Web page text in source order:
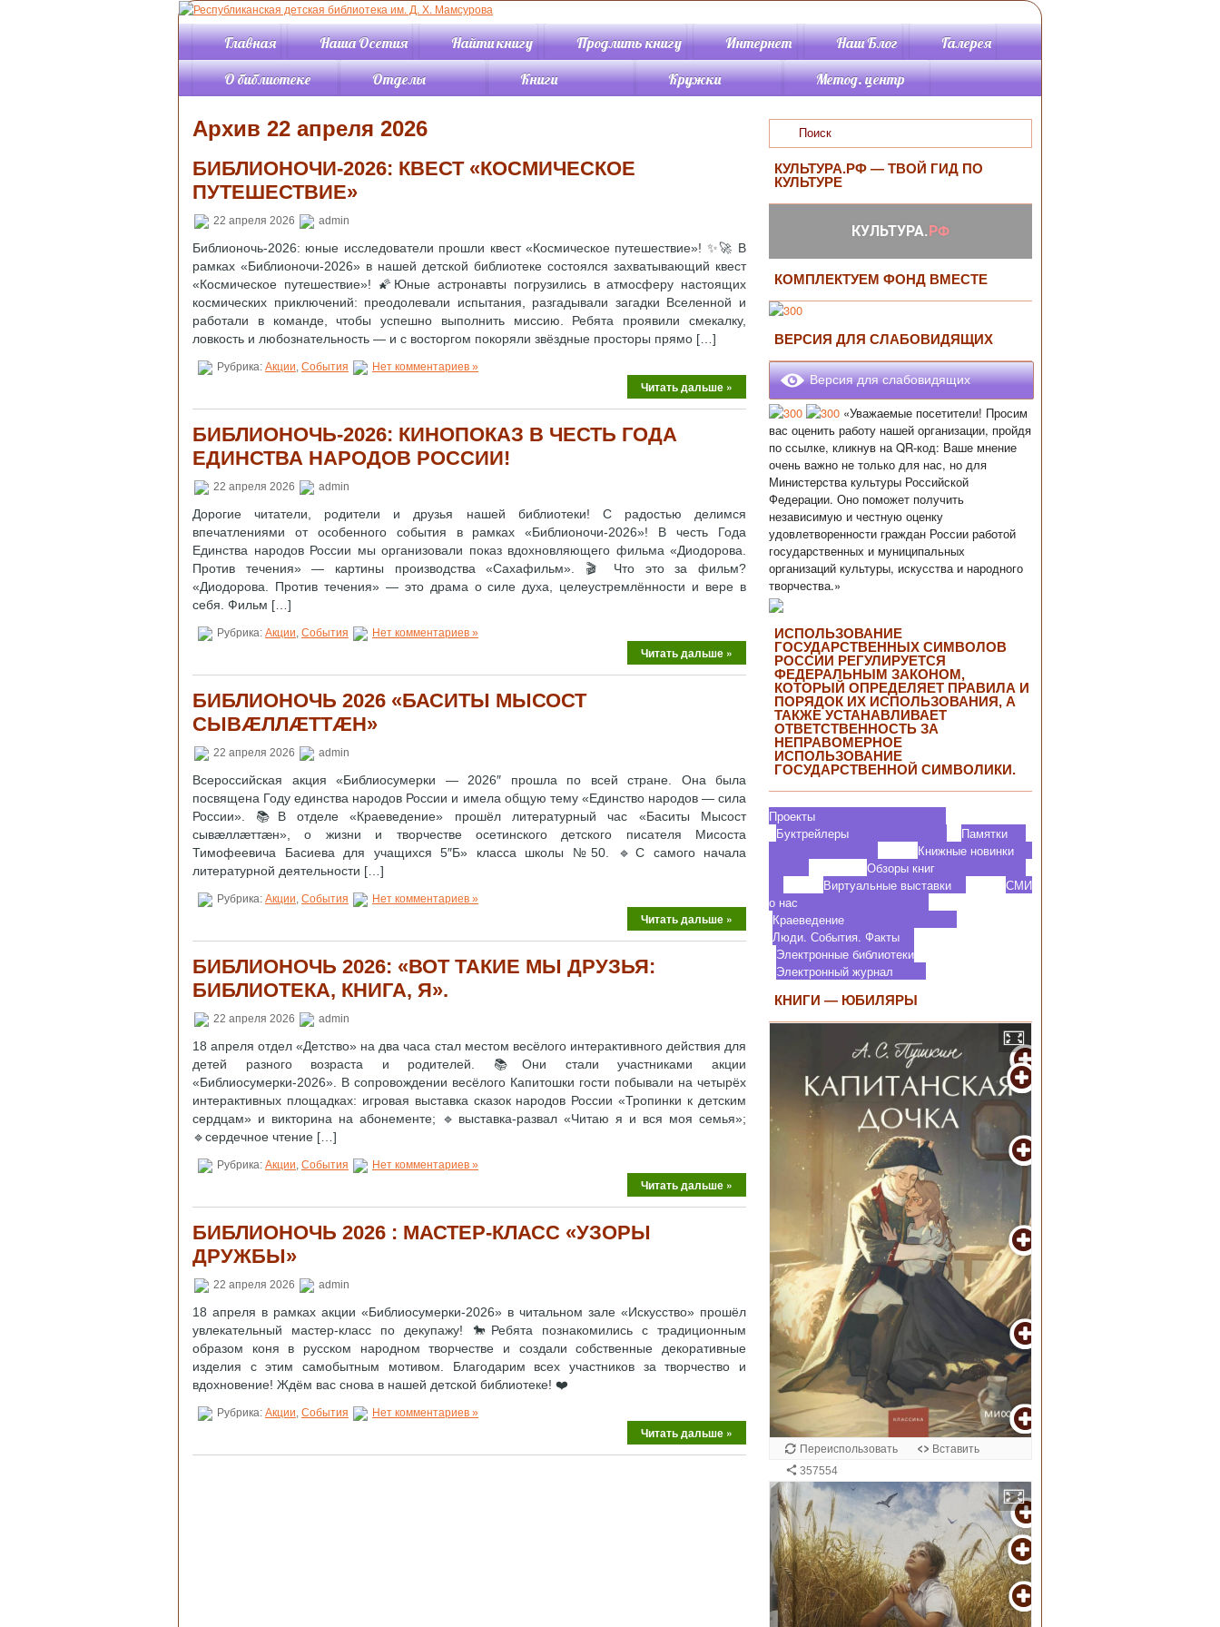
Главная Наша Осетия Найти книгу Продлить книгу Интернет Наш Блог
Галерея
О библиотеке
События
библиотекой
Структура
Режим работы
Контакты
Документы
Отделы
Отдел «Отрочество»
Отдел «Краеведение»
«Искусство»
Информационно-
компьютерный отдел
Отдел
комплектования и
обработки
Справочно-
библиографический
Книги
Обзоры книг
Кружки
Кружок по искусству
«АРТиШОК»
Метод. центр
материалы
Памятки метод.от.
Планируется
провести
библиографический
пособия
Жизнь районных
библиотек
Архив 22 апреля 2026
БИБЛИОНОЧИ‑2026: КВЕСТ «КОСМИЧЕСКОЕ
ПУТЕШЕСТВИЕ»
22 апреля 2026 admin
Библионочь‑2026: юные исследователи прошли квест «Космическое путешествие»! ✨🚀 В
рамках «Библионочи‑2026» в нашей детской библиотеке состоялся захватывающий квест
«Космическое путешествие»! 🌠Юные астронавты погрузились в атмосферу настоящих
космических приключений: преодолевали испытания, разгадывали загадки Вселенной и
работали в команде, чтобы успешно выполнить миссию. Ребята проявили смекалку,
ловкость и любознательность — и с восторгом покоряли звёздные просторы прямо […]
Рубрика: Акции, События Нет комментариев »
Читать дальше »
БИБЛИОНОЧЬ‑2026: КИНОПОКАЗ В ЧЕСТЬ ГОДА
ЕДИНСТВА НАРОДОВ РОССИИ!
22 апреля 2026 admin
Дорогие читатели, родители и друзья нашей библиотеки! С радостью делимся
впечатлениями от особенного события в рамках «Библионочи‑2026»! В честь Года
Единства народов России мы организовали показ вдохновляющего фильма «Диодорова.
Против течения» — картины производства «Сахафильм». 🎬 Что это за фильм?
«Диодорова. Против течения» — это драма о силе духа, целеустремлённости и вере в
себя. Фильм […]
Рубрика: Акции, События Нет комментариев »
Читать дальше »
БИБЛИОНОЧЬ 2026 «БАСИТЫ МЫСОСТ
СЫВӔЛЛӔТТӔН»
22 апреля 2026 admin
Всероссийская акция «Библиосумерки — 2026″ прошла по всей стране. Она была
посвящена Году единства народов России и имела общую тему «Единство народов — сила
России». 📚В отделе «Краеведение» прошёл литературный час «Баситы Мысост
сывӕллӕттӕн», о жизни и творчестве осетинского детского писателя Мисоста
Тимофеевича Басиева для учащихся 5″Б» класса школы №50. 🔹С самого начала
литературной деятельности […]
Рубрика: Акции, События Нет комментариев »
Читать дальше »
БИБЛИОНОЧЬ 2026: «ВОТ ТАКИЕ МЫ ДРУЗЬЯ:
БИБЛИОТЕКА, КНИГА, Я».
22 апреля 2026 admin
18 апреля отдел «Детство» на два часа стал местом весёлого интерактивного действия для
детей разного возраста и родителей. 📚Они стали участниками акции
«Библиосумерки‑2026». В сопровождении весёлого Капитошки гости побывали на четырёх
интерактивных площадках: игровая выставка сказок народов России «Тропинки к детским
сердцам» и викторина на абонементе; 🔹выставка‑развал «Читаю я и вся моя семья»;
🔹сердечное чтение […]
Рубрика: Акции, События Нет комментариев »
Читать дальше »
БИБЛИОНОЧЬ 2026 : МАСТЕР-КЛАСС «УЗОРЫ
ДРУЖБЫ»
22 апреля 2026 admin
18 апреля в рамках акции «Библиосумерки‑2026» в читальном зале «Искусство» прошёл
увлекательный мастер‑класс по декупажу! 🐎Ребята познакомились с традиционным
образом коня в русском народном творчестве и создали собственные декоративные
изделия с этим самобытным мотивом. Благодарим всех участников за творчество и
вдохновение! Ждём вас снова в нашей детской библиотеке! ❤️
Рубрика: Акции, События Нет комментариев »
Читать дальше »
КУЛЬТУРА.РФ — ТВОЙ ГИД ПО
КУЛЬТУРЕ
КОМПЛЕКТУЕМ ФОНД ВМЕСТЕ
ВЕРСИЯ ДЛЯ СЛАБОВИДЯЩИХ
Версия для слабовидящих
«Уважаемые посетители! Просим
вас оценить работу нашей организации, пройдя
по ссылке, кликнув на QR-код: Ваше мнение
очень важно не только для нас, но для
Министерства культуры Российской
Федерации. Оно поможет получить
независимую и честную оценку
удовлетворенности граждан России работой
государственных и муниципальных
организаций культуры, искусства и народного
творчества.»
ИСПОЛЬЗОВАНИЕ
ГОСУДАРСТВЕННЫХ СИМВОЛОВ
РОССИИ РЕГУЛИРУЕТСЯ
ФЕДЕРАЛЬНЫМ ЗАКОНОМ,
КОТОРЫЙ ОПРЕДЕЛЯЕТ ПРАВИЛА И
ПОРЯДОК ИХ ИСПОЛЬЗОВАНИЯ, А
ТАКЖЕ УСТАНАВЛИВАЕТ
ОТВЕТСТВЕННОСТЬ ЗА
НЕПРАВОМЕРНОЕ
ИСПОЛЬЗОВАНИЕ
ГОСУДАРСТВЕННОЙ СИМВОЛИКИ.
Проекты
Буктрейлеры
Памятки
Книжные новинки
Обзоры книг
Виртуальные выставки
СМИ
о нас
Краеведение
Люди. События. Факты
Электронные библиотеки
Электронный журнал
КНИГИ — ЮБИЛЯРЫ